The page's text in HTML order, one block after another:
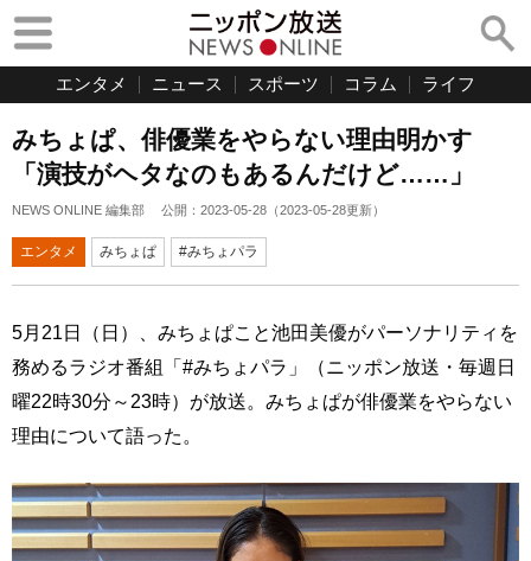
エンタメ ニュース スポーツ コラム ライフ
みちょぱ、俳優業をやらない理由明かす
「演技がヘタなのもあるんだけど……」
NEWS ONLINE 編集部 公開： 2023-05-28 （2023-05-28更新）
エンタメ みちょぱ #みちょパラ
5月21日（日）、みちょぱこと池田美優がパーソナリティを
務めるラジオ番組「#みちょパラ」（ニッポン放送・毎週日
曜22時30分～23時）が放送。みちょぱが俳優業をやらない
理由について語った。